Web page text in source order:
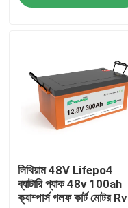
উদ্ধৃতির জন্য আবেদন
LiFePO4 ব্যাটারি সেল
12V lifepo4 ব্যাটারি
লিথিয়াম 48V Lifepo4
ব্যাটারি প্যাক 48v 100ah
ক্যাম্পার্স গলফ কার্ট মোটর Rv